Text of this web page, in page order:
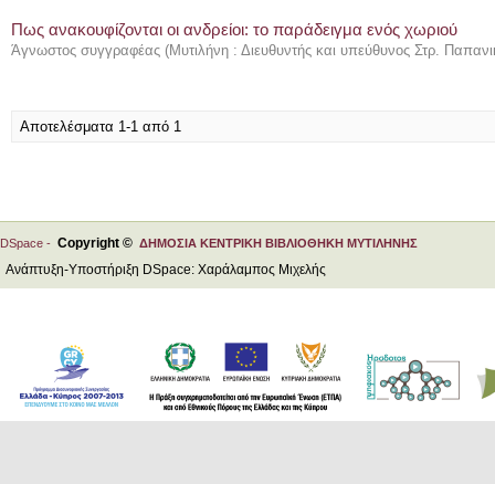
Πως ανακουφίζονται οι ανδρείοι: το παράδειγμα ενός χωριού
Άγνωστος συγγραφέας (Μυτιλήνη : Διευθυντής και υπεύθυνος Στρ.
Αποτελέσματα 1-1 από 1
DSpace - Copyright © ΔΗΜΟΣΙΑ ΚΕΝΤΡΙΚΗ ΒΙΒΛΙΟΘΗΚΗ ΜΥΤΙΛΗΝΗΣ
Ανάπτυξη-Υποστήριξη DSpace: Χαράλαμπος Μιχελής